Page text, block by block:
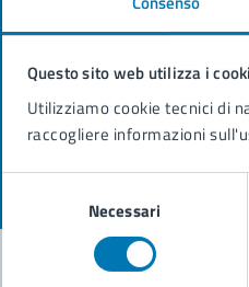
Questo sito web utilizza i
Utilizziamo cookie tecnici di
raccogliere informazioni
consenso
Necessari